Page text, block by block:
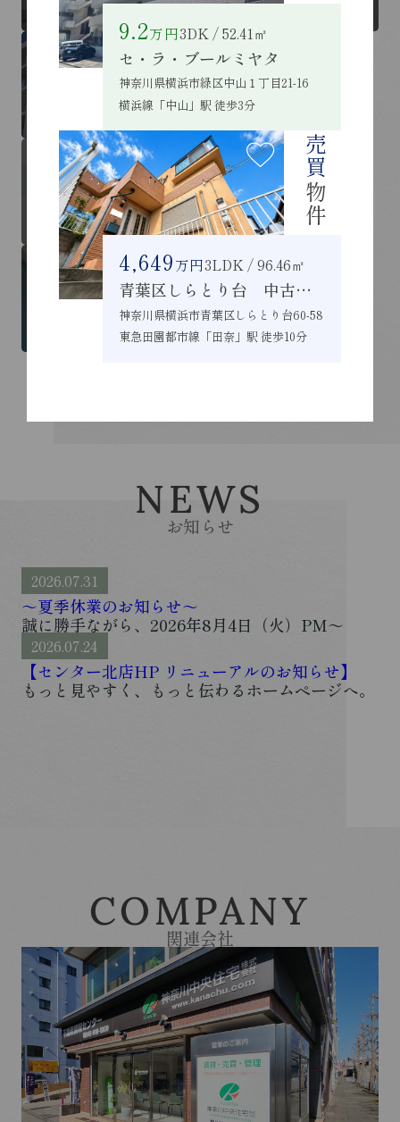
9.2万円3DK / 52.41㎡
セ・ラ・ブールミヤタ
神奈川県横浜市緑区中山１丁目21-16
横浜線「中山」駅 徒歩3分
売買
物件
4,649万円3LDK / 96.46㎡
青葉区しらとり台 中古戸建
神奈川県横浜市青葉区しらとり台60-58
東急田園都市線「田奈」駅 徒歩10分
RENT
借りたい
LEND
貸したい
BUY / MEMBER
買いたい /
会員登録
売りたい /
無料査定
NEW RENT
新着 賃貸物件
NEW SALE
新着 売買物件
NEWS
お知らせ
2026.07.31
～夏季休業のお知らせ～
誠に勝手ながら、2026年8月4日（火）PM～
2026年8月13日（木）まで、神奈川中央住宅株式
会社は夏季休業とさせていただきます。通常営業
は2026年8月14日（金） 9時から開始となりま
す。期間中ご不便をおかけしますが、何卒ご理解
いただきますようお願い致します。...
2026.07.24
【センター北店HP リニューアルのお知らせ】
もっと見やすく、もっと伝わるホームページへ。
センター北店のサイトが、このたび大幅リニュー
COMPANY
関連会社